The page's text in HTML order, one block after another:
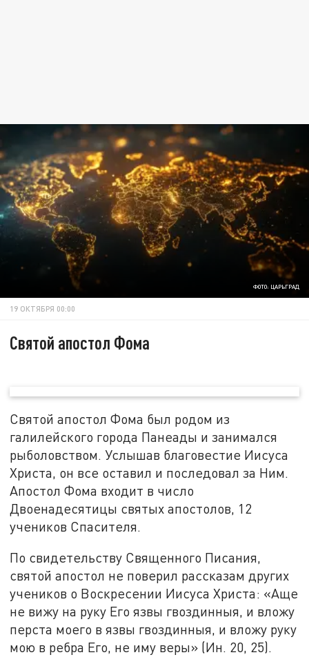
ФОТО: ЦАРЬГРАД
19 ОКТЯБРЯ 00:00
Святой апостол Фома
Святой апостол Фома был родом из
галилейского города Панеады и занимался
рыболовством. Услышав благовестие Иисуса
Христа, он все оставил и последовал за Ним.
Апостол Фома входит в число
Двоенадесятицы святых апостолов, 12
учеников Спасителя.
По свидетельству Священного Писания,
святой апостол не поверил рассказам других
учеников о Воскресении Иисуса Христа: «Аще
не вижу на руку Его язвы гвоздинныя, и вложу
перста моего в язвы гвоздинныя, и вложу руку
мою в ребра Его, не иму веры» (Ин. 20, 25).